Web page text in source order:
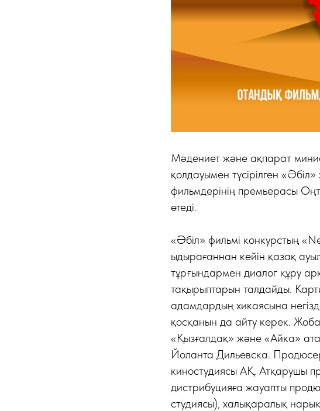
Мәдениет және ақпарат
қолдауымен түсірілген
фильмдерінің премьерасы
өтеді.
«Әбіл» фильмі конкурстың
ыдырағаннан кейін қазақ
тұрғындармен диалог құру
тақырыптарын талдайды.
адамдардың хикаясына
қосқанын да айту керек.
«Қызғалдақ» және «Айка»
Йоланта Дильевска.
киностудиясы АҚ. Атқарушы
дистрибуцияға жауапты
студиясы), халықаралық